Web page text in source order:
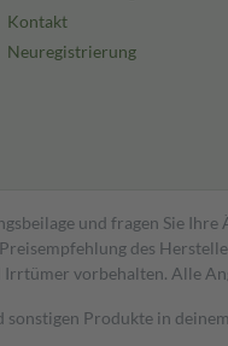
Kontakt
Neuregistrierung
und fragen Sie
des
vorbehalten. Alle
Produkte in